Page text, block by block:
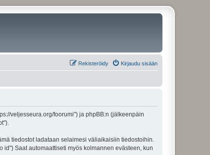
Kirjaudu sisään
Rekisteröidy
veljesseura.org/foorumi") ja phpBB:n (jälkeenpäin
tiedostot ladataan selaimesi väliaikaisiin tiedostoihin.
Saat automaattiseti myös kolmannen evästeen, kun